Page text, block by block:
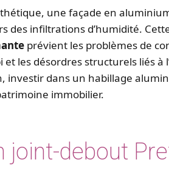
une façade en
des infiltrations d’humidité.
prévient les problèmes de
les désordres structurels liés à
investir dans un habillage
immobilier.
joint-debout